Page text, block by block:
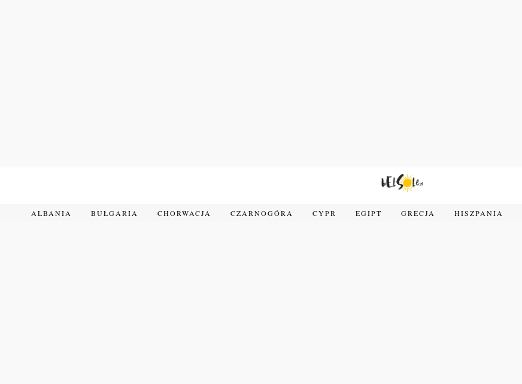
ALBANIA BUŁGARIA CHORWACJA CZARNOGÓRA CYPR EGIPT GRECJA HISZPANIA